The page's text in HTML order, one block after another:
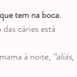
Mancha
tem na boca.
cáries está
à noite, “aliás,